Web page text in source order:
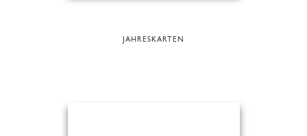
JAHRESKARTEN